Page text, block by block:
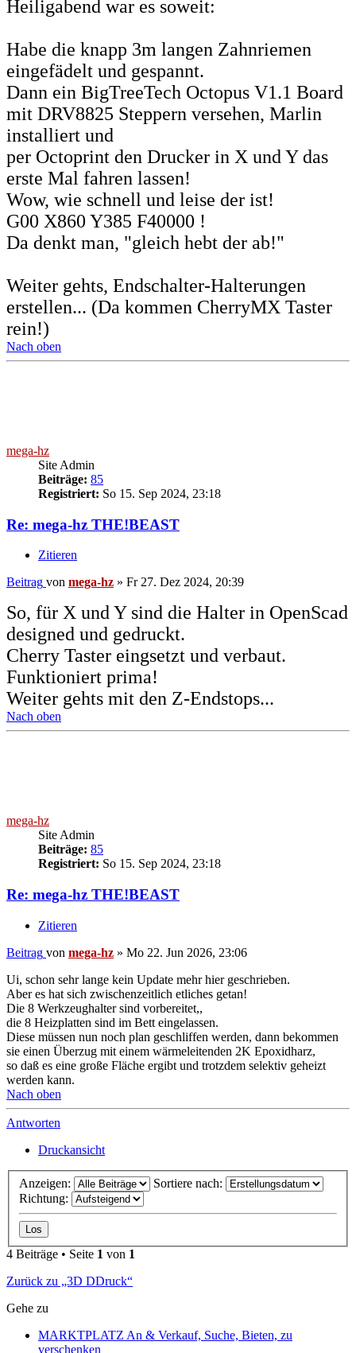
Heiligabend war es soweit:
Habe die knapp 3m langen Zahnriemen
eingefädelt und gespannt.
Dann ein BigTreeTech Octopus V1.1 Board
mit DRV8825 Steppern versehen, Marlin
installiert und
per Octoprint den Drucker in X und Y das
erste Mal fahren lassen!
Wow, wie schnell und leise der ist!
G00 X860 Y385 F40000 !
Da denkt man, "gleich hebt der ab!"
Weiter gehts, Endschalter-Halterungen
erstellen... (Da kommen CherryMX Taster
rein!)
Nach oben
mega-hz
Site Admin
Beiträge: 85
Registriert: So 15. Sep 2024, 23:18
Re: mega-hz THE!BEAST
Zitieren
Beitrag von mega-hz » Fr 27. Dez 2024, 20:39
So, für X und Y sind die Halter in OpenScad
designed und gedruckt.
Cherry Taster eingsetzt und verbaut.
Funktioniert prima!
Weiter gehts mit den Z-Endstops...
Nach oben
mega-hz
Site Admin
Beiträge: 85
Registriert: So 15. Sep 2024, 23:18
Re: mega-hz THE!BEAST
Zitieren
Beitrag von mega-hz » Mo 22. Jun 2026, 23:06
Ui, schon sehr lange kein Update mehr hier geschrieben.
Aber es hat sich zwischenzeitlich etliches getan!
Die 8 Werkzeughalter sind vorbereitet,,
die 8 Heizplatten sind im Bett eingelassen.
Diese müssen nun noch plan geschliffen werden, dann bekommen
sie einen Überzug mit einem wärmeleitenden 2K Epoxidharz,
so daß es eine große Fläche ergibt und trotzdem selektiv geheizt
werden kann.
Nach oben
Antworten
Druckansicht
Anzeigen:
Sortiere nach:
Richtung:
4 Beiträge • Seite 1 von 1
Zurück zu „3D DDruck“
Gehe zu
MARKTPLATZ An & Verkauf, Suche, Bieten, zu
verschenken